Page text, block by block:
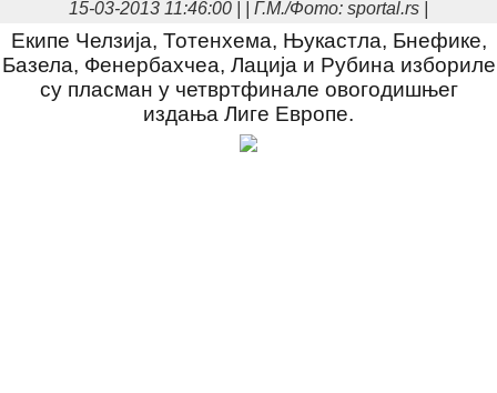
технологија
Интервју
БЛОГ
О НАМА
15-03-2013 11:46:00 | | Г.М./Фото: sportal.rs |
Екипе Челзија, Тотенхема, Њукастла, Бнефике,
Базела, Фенербахчеа, Лација и Рубина избориле
су пласман у четвртфинале овогодишњег
издања Лиге Европе.